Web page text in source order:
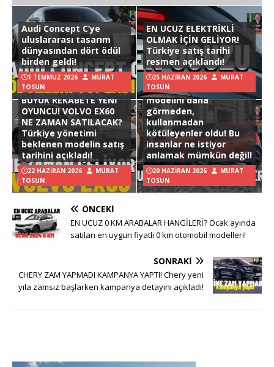
Audi Concept C’ye
uluslararası tasarım
dünyasından dört ödül
birden geldi!
1 TEMMUZ 2026
MURAT
TOSUN
EN UCUZ ELEKTRİKLİ
OLMAK İÇİN GELİYOR!
Türkiye satış tarihi
resmen açıklandı!
25 HAZIRAN 2026
MURAT
TOSUN
BÜYÜK REKABETE YENİ
OYUNCU! VOLVO EX60
NE ZAMAN SATILACAK?
Türkiye yönetimi
beklenen modelin satış
tarihini açıkladı!
22 HAZIRAN 2026
MURAT
TOSUN
Hyundai Ioniq 3
modelini daha
görmeden,
kullanmadan
kötüleyenler oldu! Bu
insanlar ne istiyor
anlamak mümkün değil!
20 HAZIRAN 2026
MURAT
TOSUN
ÖNCEKI
EN UCUZ 0 KM ARABALAR HANGİLERİ? Ocak ayında
satılan en uygun fiyatlı 0 km otomobil modelleri!
SONRAKI
CHERY ZAM YAPMADI KAMPANYA YAPTI! Chery yeni
yıla zamsız başlarken kampanya detayını açıkladı!